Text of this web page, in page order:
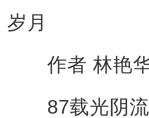
岁月
作者 林艳华
87载光阴流